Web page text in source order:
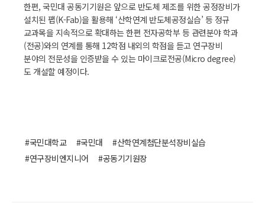
한편, 국민대 공동기기원은 앞으로 반도체 제조를 위한 공정장비가
설치된 팹(K-Fab)을 활용해 ‘산학연계 반도체공정실습’ 등 정규
교과목을 지속적으로 확대하는 한편 전자공학부 등 관련분야 학과
(전공)와의 연계를 통해 12학점 내외의 학점을 듣고 연구장비
분야의 전문성을 인증받을 수 있는 마이크로전공(Micro degree)
도 개설할 예정이다.
#국민대학교 #국민대
#산학연계첨단분석장비실습
#연구장비엔지니어
#공동기기원장